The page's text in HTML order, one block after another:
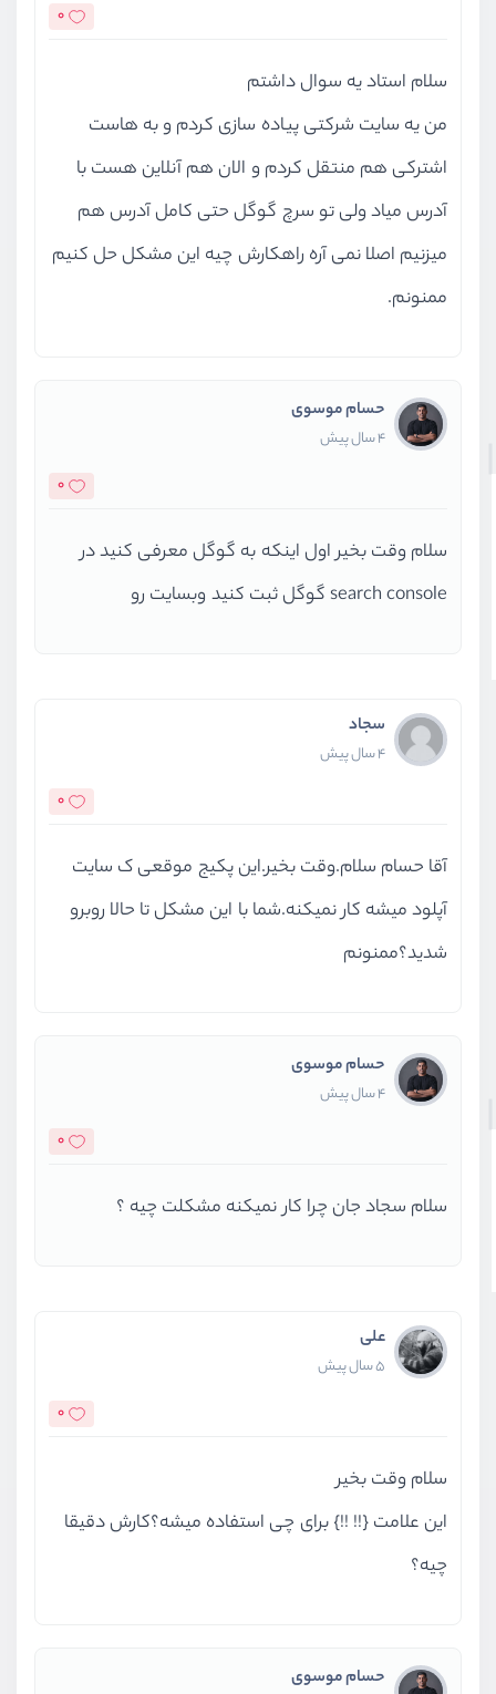
0
سلام استاد یه سوال داشتم
من یه سایت شرکتی پیاده سازی کردم و به هاست
اشترکی هم منتقل کردم و الان هم آنلاین هست با
آدرس میاد ولی تو سرچ گوگل حتی کامل آدرس هم
میزنیم اصلا نمی آره راهکارش چیه این مشکل حل کنیم
ممنونم.
حسام موسوی
4 سال پیش
0
سلام وقت بخیر اول اینکه به گوگل معرفی کنید در
search console گوگل ثبت کنید وبسایت رو
سجاد
4 سال پیش
0
آقا حسام سلام.وقت بخیر.این پکیج موقعی ک سایت
آپلود میشه کار نمیکنه.شما با این مشکل تا حالا روبرو
شدید؟ممنونم
حسام موسوی
4 سال پیش
0
سلام سجاد جان چرا کار نمیکنه مشکلت چیه ؟
علی
5 سال پیش
0
سلام وقت بخیر
این علامت {!! !!} برای چی استفاده میشه؟کارش دقیقا
چیه؟
حسام موسوی